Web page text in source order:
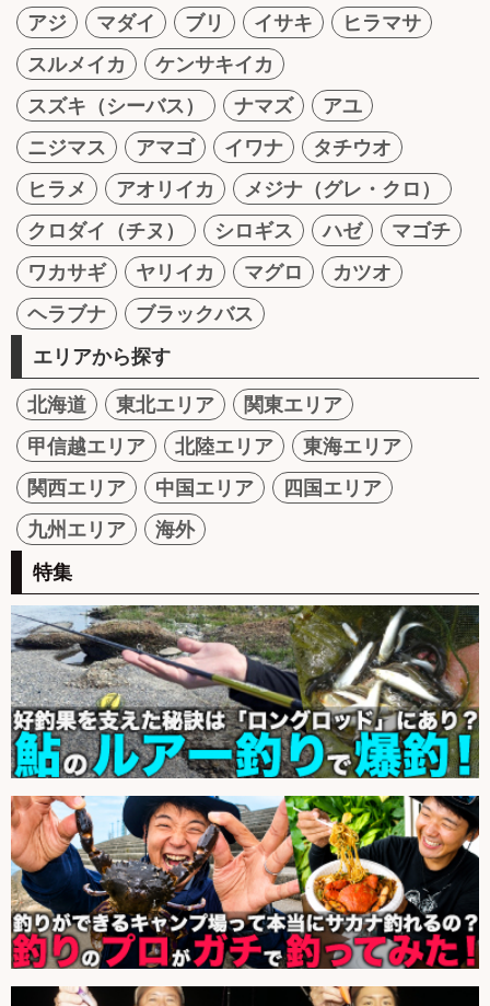
アジ マダイ ブリ イサキ
ヒラマサ
スルメイカ
ケンサキイカ
スズキ（シーバス）
ナマズ
アユ
ニジマス
アマゴ イワナ
タチウオ
ヒラメ
アオリイカ
メジナ（グレ・クロ）
クロダイ（チヌ）
シロギス ハゼ
マゴチ
ワカサギ
ヤリイカ マグロ
カツオ
ヘラブナ
ブラックバス
エリアから探す
北海道 東北エリア
関東エリア
甲信越エリア
北陸エリア
東海エリア
関西エリア
中国エリア
四国エリア
九州エリア
海外
特集